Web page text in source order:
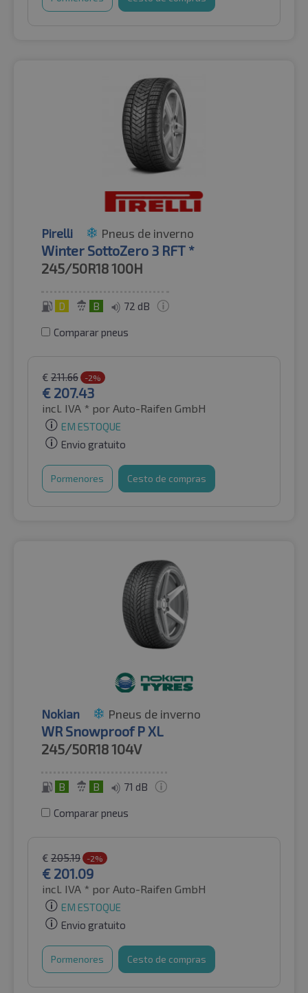
Pirelli Pneus de inverno
Winter SottoZero 3 RFT *
245/50R18100H
D B 72 dB
Comparar pneus
€ 211.66 -2%
€ 207.43
incl. IVA * por Auto-Raifen GmbH
EM ESTOQUE
Envio gratuito
Pormenores Cesto de compras
Nokian Pneus de inverno
WR Snowproof P XL
245/50R18104V
B B 71 dB
Comparar pneus
€ 205.19 -2%
€ 201.09
incl. IVA * por Auto-Raifen GmbH
EM ESTOQUE
Envio gratuito
Pormenores Cesto de compras